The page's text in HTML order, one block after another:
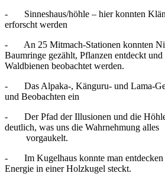
- Sinneshaus/höhle – hier konnten
erforscht werden
- An 25 Mitmach-Stationen konnten
Baumringe gezählt, Pflanzen
Waldbienen beobachtet werden.
- Das Alpaka-, Känguru- und Lama-
und Beobachten ein
- Der Pfad der Illusionen und die Höhle
deutlich, was uns die Wahrnehmung alles
vorgaukelt.
- Im Kugelhaus konnte man entdecken
Energie in einer Holzkugel steckt.